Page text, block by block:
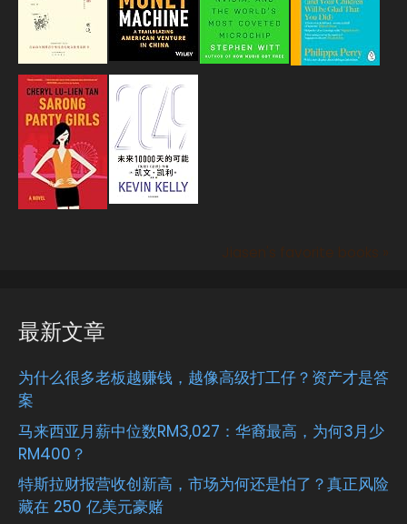
最新文章
为什么很多老板越赚钱，越像高级打工仔？资产才是答
案
马来西亚月薪中位数RM3,027：华裔最高，为何3月少
RM400？
特斯拉财报营收创新高，市场为何还是怕了？真正风险
藏在 250 亿美元豪赌